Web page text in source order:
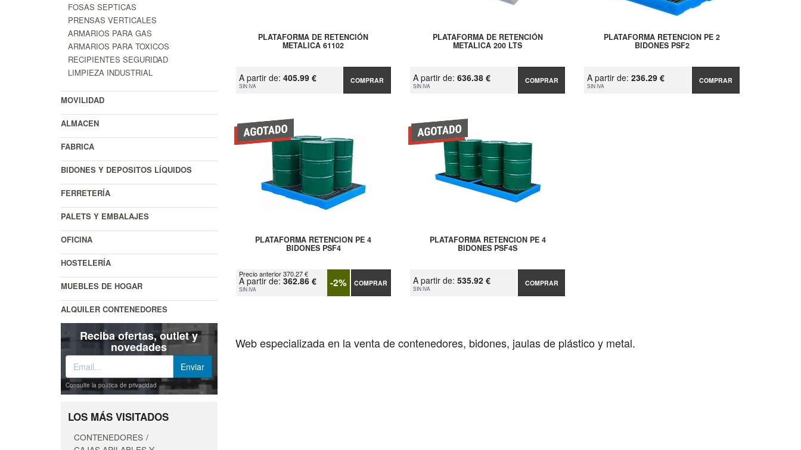
FOSAS SEPTICAS
PRENSAS VERTICALES
ARMARIOS PARA GAS
ARMARIOS PARA TOXICOS
RECIPIENTES SEGURIDAD
LIMPIEZA INDUSTRIAL
MOVILIDAD
ALMACEN
FABRICA
BIDONES Y DEPOSITOS LÍQUIDOS
FERRETERÍA
PALETS Y EMBALAJES
OFICINA
HOSTELERÍA
MUEBLES DE HOGAR
ALQUILER CONTENEDORES
Reciba ofertas, outlet y
novedades
Consulte la política de privacidad
LOS MÁS VISITADOS
CONTENEDORES
PLATAFORMA DE RETENCIÓN
METALICA 61102
A partir de: 405.99 €
SIN IVA
COMPRAR
PLATAFORMA DE RETENCIÓN
METALICA 200 LTS
A partir de: 636.38 €
SIN IVA
COMPRAR
PLATAFORMA RETENCION PE 2
BIDONES PSF2
A partir de:236.29 €
SIN IVA
COMPRAR
PLATAFORMA RETENCION PE 4
BIDONES PSF4
Precio anterior 370.27 €
A partir de: 362.86 €
SIN IVA -2% COMPRAR
PLATAFORMA RETENCION PE 4
BIDONES PSF4S
A partir de: 535.92 €
SIN IVA
COMPRAR
Web especializada en la venta de contenedores, bidones, jaulas de plástico y metal.